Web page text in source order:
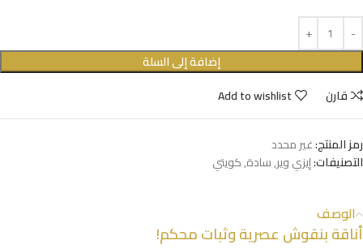
إضافة إلى السلة
قارن
Add to wishlist
رمز المنتج:غير محدد
التصنيفات:إيزي وير,سادة,كويتي
الوصف
أناقة بنقوش عصرية وثبات محكم!